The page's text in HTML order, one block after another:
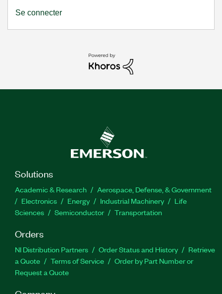
Se connecter
Solutions
Academic & Research
Aerospace, Defense, & Government
Electronics
Energy Industrial Machinery
Life
Sciences
Semiconductor Transportation
Orders
NI Distribution Partners Order Status and History
Retrieve
a Quote
Terms of Service
Order by Part Number or
Request a Quote